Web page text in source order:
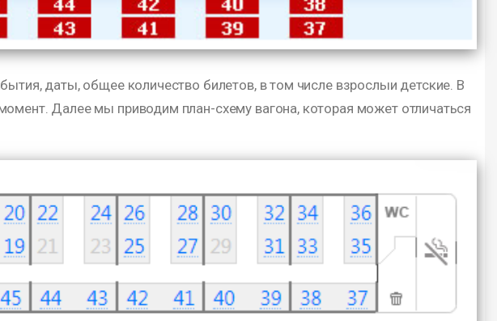
даты, общее количество билетов, в том числе взрослыи детские. В
Далее мы приводим план-схему вагона, которая может отличаться